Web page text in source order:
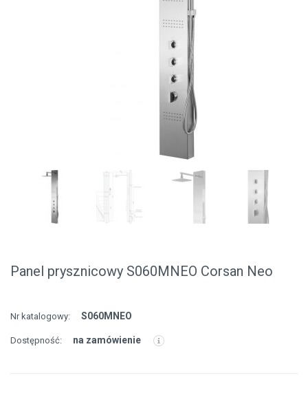
Panel prysznicowy S060MNEO Corsan Neo
Nr katalogowy: S060MNEO
Dostępność: na zamówienie